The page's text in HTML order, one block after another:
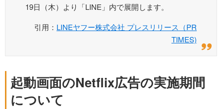
19日（木）より「LINE」内で展開します。
引用： LINEヤフー株式会社 プレスリリース（PR
TIMES)
起動画面のNetflix広告の実施期間
について